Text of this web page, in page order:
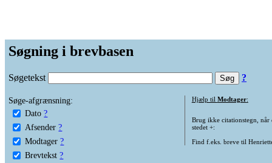
Søgning i brevbasen
Søgetekst ?
Søge-afgrænsning:
Dato ?
Afsender ?
Modtager ?
Brevtekst ?
Hjælp til Modtager:
Brug ikke citationstegn, når
stedet +:
Find f.eks. breve til